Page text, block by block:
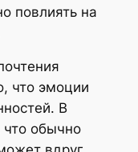
повлиять на
что эмоции
В
обычно